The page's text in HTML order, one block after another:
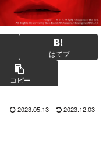
はてブ
コピー
2023.05.13 2023.12.03